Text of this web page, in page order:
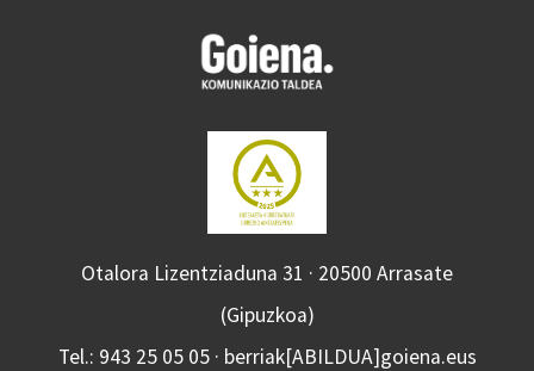
Otalora Lizentziaduna 31 · 20500 Arrasate
(Gipuzkoa)
Tel.: 943 25 05 05 · berriak[ABILDUA]goiena.eus